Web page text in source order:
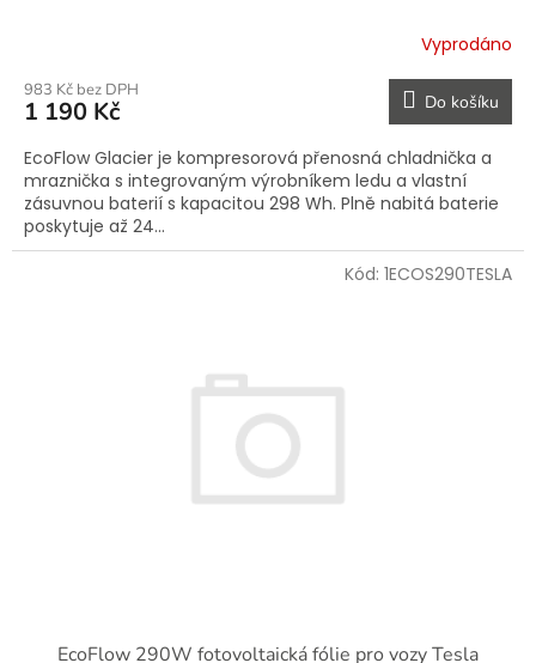
Vyprodáno
983 Kč bez DPH
1 190 Kč Do košíku
EcoFlow Glacier je kompresorová přenosná chladnička a
mraznička s integrovaným výrobníkem ledu a vlastní
zásuvnou baterií s kapacitou 298 Wh. Plně nabitá baterie
poskytuje až 24...
EcoFlow 290W fotovoltaická fólie pro vozy Tesla
Kód: 1ECOS290TESLA